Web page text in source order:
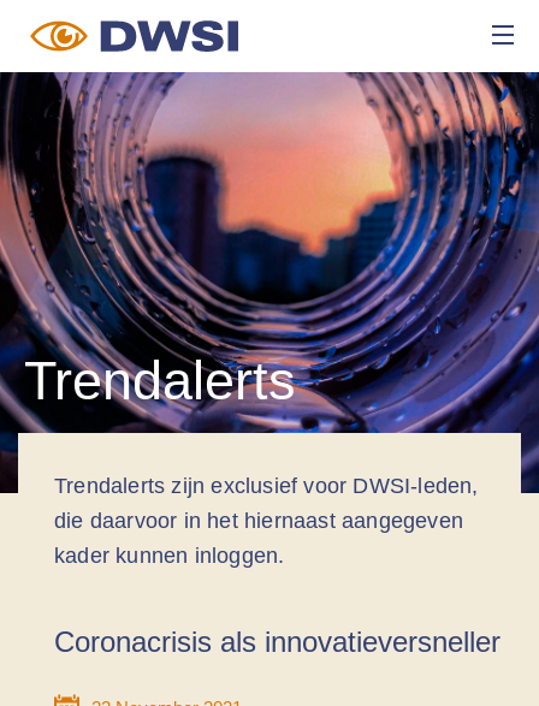
Trendalerts
Trendalerts zijn exclusief voor DWSI-leden,
die daarvoor in het hiernaast aangegeven
kader kunnen inloggen.
Coronacrisis als innovatieversneller